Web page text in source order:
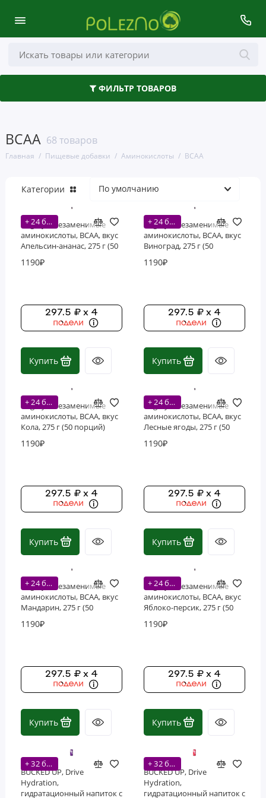
ФИЛЬТР ТОВАРОВ
BCAA 68 товаров
Главная Пищевые добавки Аминокислоты BCAA
Аминокислоты
Волосы, кожа и ногти
Деятельность мозга
Женское здоровье
Контроль веса
Кости, суставы и хрящи
Микроэлементы (минералы)
Мужское здоровье
Продукты пчеловодства
Рыбий жир и омега (ЭПК и ДГК)
Снижение веса
Фосфолипиды
Витамины
Категории
+ 24 бонусов
Bogatyr, Незаменимые
аминокислоты, BCAA, вкус
Апельсин-ананас, 275 г (50
1190₽
297.5 ₽ x 4
Купить
+ 24 бонусов
Bogatyr, Незаменимые
аминокислоты, BCAA, вкус
Виноград, 275 г (50
1190₽
297.5 ₽ x 4
Купить
+ 24 бонусов
Bogatyr, Незаменимые
аминокислоты, BCAA, вкус
Кола, 275 г (50 порций)
1190₽
297.5 ₽ x 4
Купить
+ 24 бонусов
Bogatyr, Незаменимые
аминокислоты, BCAA, вкус
Лесные ягоды, 275 г (50
1190₽
297.5 ₽ x 4
Купить
+ 24 бонусов
Bogatyr, Незаменимые
аминокислоты, BCAA, вкус
Мандарин, 275 г (50
1190₽
297.5 ₽ x 4
Купить
+ 24 бонусов
Bogatyr, Незаменимые
аминокислоты, BCAA, вкус
Яблоко-персик, 275 г (50
1190₽
297.5 ₽ x 4
Купить
+ 32 бонусов
BUCKED UP, Drive
Hydration,
гидратационный напиток с
+ 32 бонусов
BUCKED UP, Drive
Hydration,
гидратационный напиток с